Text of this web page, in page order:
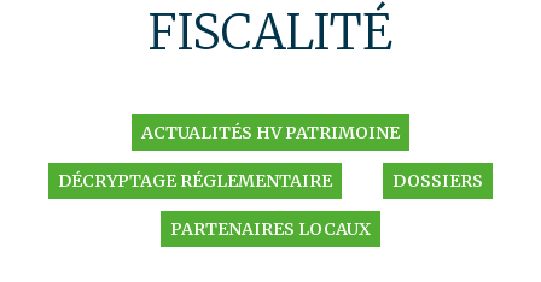
FISCALITÉ
ACTUALITÉS HV PATRIMOINE
DÉCRYPTAGE RÉGLEMENTAIRE DOSSIERS
PARTENAIRES LOCAUX